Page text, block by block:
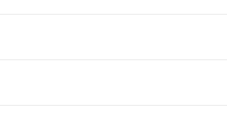
Emballage
Dimensions de la boîte